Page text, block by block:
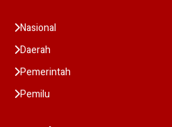
Nasional
Daerah
Pemerintah
Pemilu